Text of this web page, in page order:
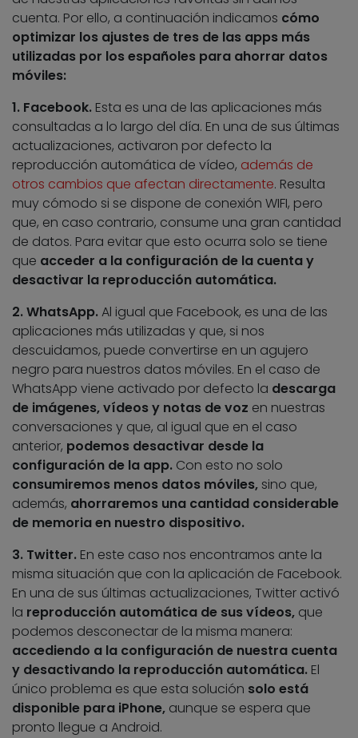
cuenta. Por ello, a continuación indicamos cómo
optimizar los ajustes de tres de las apps más
utilizadas por los españoles para ahorrar datos
móviles:
1. Facebook. Esta es una de las aplicaciones más
consultadas a lo largo del día. En una de sus últimas
actualizaciones, activaron por defecto la
reproducción automática de vídeo, además de
otros cambios que afectan directamente. Resulta
muy cómodo si se dispone de conexión WIFI, pero
que, en caso contrario, consume una gran cantidad
de datos. Para evitar que esto ocurra solo se tiene
que acceder a la configuración de la cuenta y
desactivar la reproducción automática.
2. WhatsApp.Al igual que Facebook, es una de las
aplicaciones más utilizadas y que, si nos
descuidamos, puede convertirse en un agujero
negro para nuestros datos móviles. En el caso de
WhatsApp viene activado por defecto la descarga
de imágenes, vídeos y notas de voz en nuestras
conversaciones y que, al igual que en el caso
anterior, podemos desactivar desde la
configuración de la app. Con esto no solo
consumiremos menos datos móviles, sino que,
además, ahorraremos una cantidad considerable
de memoria en nuestro dispositivo.
3. Twitter. En este caso nos encontramos ante la
misma situación que con la aplicación de Facebook.
En una de sus últimas actualizaciones, Twitter activó
la reproducción automática de sus vídeos, que
podemos desconectar de la misma manera:
accediendo a la configuración de nuestra cuenta
y desactivando la reproducción automática. El
único problema es que esta solución solo está
disponible para iPhone, aunque se espera que
pronto llegue a Android.